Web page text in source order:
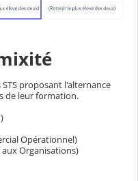
STS proposant l'alternance
de leur formation.
Opérationnel)
Organisations)